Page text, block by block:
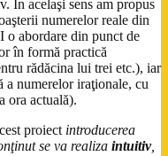
În acelaşi sens am propus
numerelor reale din
o abordare din punct de
în formă practică
rădăcina lui trei etc.), iar
a numerelor iraţionale, cu
ora actuală).
proiect introducerea
se va realiza intuitiv,